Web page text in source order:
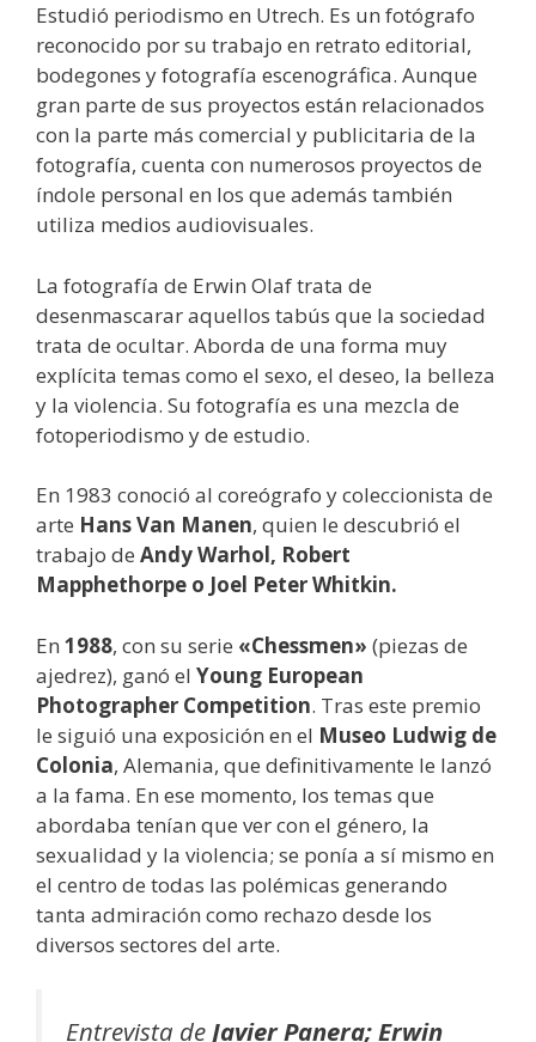
Estudió periodismo en Utrech. Es un fotógrafo
reconocido por su trabajo en retrato editorial,
bodegones y fotografía escenográfica. Aunque
gran parte de sus proyectos están relacionados
con la parte más comercial y publicitaria de la
fotografía, cuenta con numerosos proyectos de
índole personal en los que además también
utiliza medios audiovisuales.
La fotografía de Erwin Olaf trata de
desenmascarar aquellos tabús que la sociedad
trata de ocultar. Aborda de una forma muy
explícita temas como el sexo, el deseo, la belleza
y la violencia. Su fotografía es una mezcla de
fotoperiodismo y de estudio.
En 1983 conoció al coreógrafo y coleccionista de
arte Hans Van Manen, quien le descubrió el
trabajo de Andy Warhol, Robert
Mapphethorpe o Joel Peter Whitkin.
En 1988, con su serie «Chessmen» (piezas de
ajedrez), ganó el Young European
Photographer Competition. Tras este premio
le siguió una exposición en el Museo Ludwig de
Colonia, Alemania, que definitivamente le lanzó
a la fama. En ese momento, los temas que
abordaba tenían que ver con el género, la
sexualidad y la violencia; se ponía a sí mismo en
el centro de todas las polémicas generando
tanta admiración como rechazo desde los
diversos sectores del arte.
Entrevista de Javier Panera; Erwin